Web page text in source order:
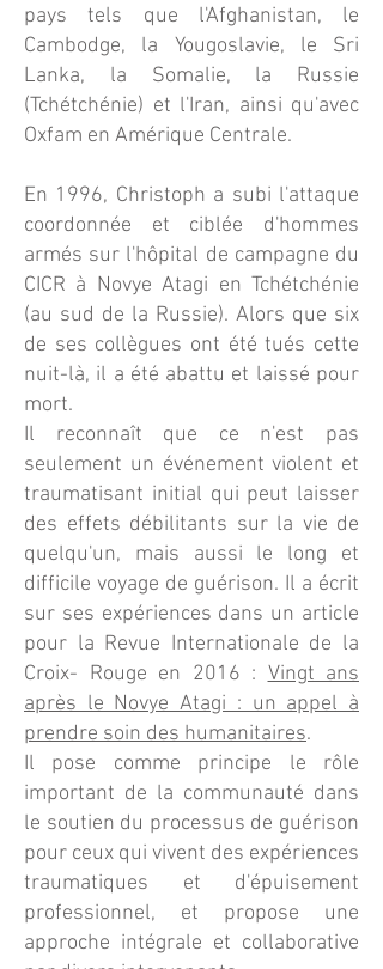
pays tels que l'Afghanistan, le
Cambodge, la Yougoslavie, le Sri
Lanka, la Somalie, la Russie
(Tchétchénie) et l'Iran, ainsi qu'avec
Oxfam en Amérique Centrale.
En 1996, Christoph a subi l'attaque
coordonnée et ciblée d'hommes
armés sur l'hôpital de campagne du
CICR à Novye Atagi en Tchétchénie
(au sud de la Russie). Alors que six
de ses collègues ont été tués cette
nuit-là, il a été abattu et laissé pour
mort.
Il reconnaît que ce n'est pas
seulement un événement violent et
traumatisant initial qui peut laisser
des effets débilitants sur la vie de
quelqu'un, mais aussi le long et
difficile voyage de guérison. Il a écrit
sur ses expériences dans un article
pour la Revue Internationale de la
Croix- Rouge en 2016 : Vingt ans
après le Novye Atagi : un appel à
prendre soin des humanitaires.
Il pose comme principe le rôle
important de la communauté dans
le soutien du processus de guérison
pour ceux qui vivent des expériences
traumatiques et d'épuisement
professionnel, et propose une
approche intégrale et collaborative